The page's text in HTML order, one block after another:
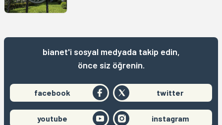
bianet'i sosyal medyada takip edin,
önce siz öğrenin.
facebook twitter
youtube instagram